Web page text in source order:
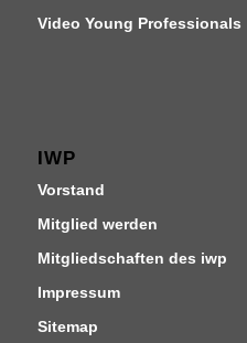
Video Young Professionals
IWP
Vorstand
Mitglied werden
Mitgliedschaften des iwp
Impressum
Sitemap